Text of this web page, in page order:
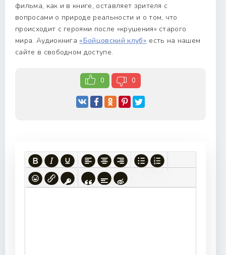
фильма, как и в книге, оставляет зрителя с
вопросами о природе реальности и о том, что
происходит с героями после «крушения» старого
мира. Аудиокнига «Бойцовский клуб» есть на нашем
сайте в свободном доступе.
0 0